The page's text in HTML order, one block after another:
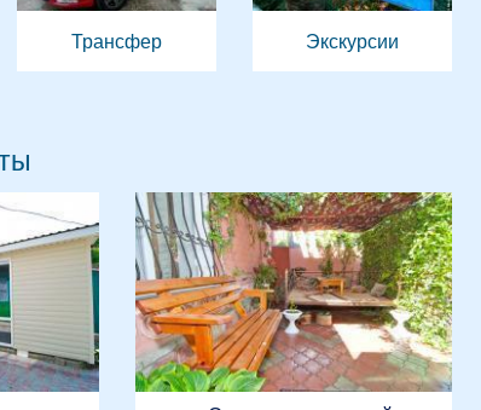
Трансфер Экскурсии